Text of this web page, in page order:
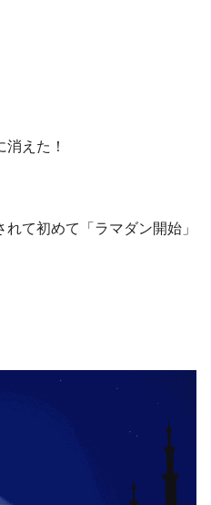
消えた！
て初めて「ラマダン開始」